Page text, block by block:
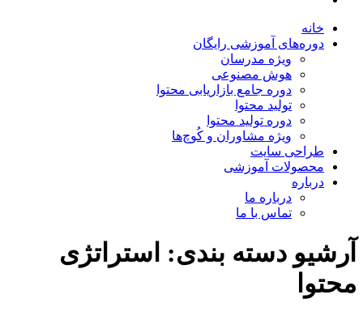
خانه
دوره‌های آموزشی رایگان
ویژه مدرسان
هوش مصنوعی
دوره جامع بازاریابی محتوا
تولید محتوا
دوره تولید محتوا
ویژه مشاوران و کُوچ‌ها
طراحی سایت
محصولات آموزشی
درباره
درباره ما
تماس با ما
آرشیو دسته بندی: استراتژی
محتوا